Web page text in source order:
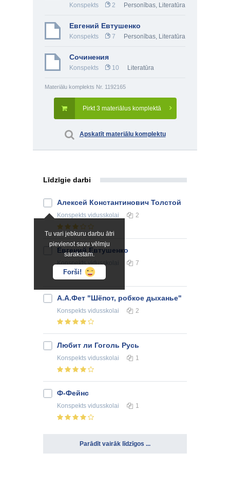
Konspekts 2 Personības, Literatūra
Евгений Евтушенко
Konspekts 7 Personības, Literatūra
Сочинения
Konspekts 10 Literatūra
Materiālu komplekts Nr. 1192165
Pirkt 3 materiālus komplektā
Apskatīt materiālu komplektu
Līdzīgie darbi
Tu vari jebkuru darbu ātri
pievienot savu vēlmju
sarakstam.
Forši!
Алексей Константинович Толстой
Konspekts vidusskolai 2
Евгений Евтушенко
Konspektsvidusskolai 7
А.А.Фет "Шёпот, робкое дыханье"
Konspekts vidusskolai 2
Любит ли Гоголь Русь
Konspekts vidusskolai 1
Ф-Фейнс
Konspekts vidusskolai 1
Parādīt vairāk līdzīgos ...